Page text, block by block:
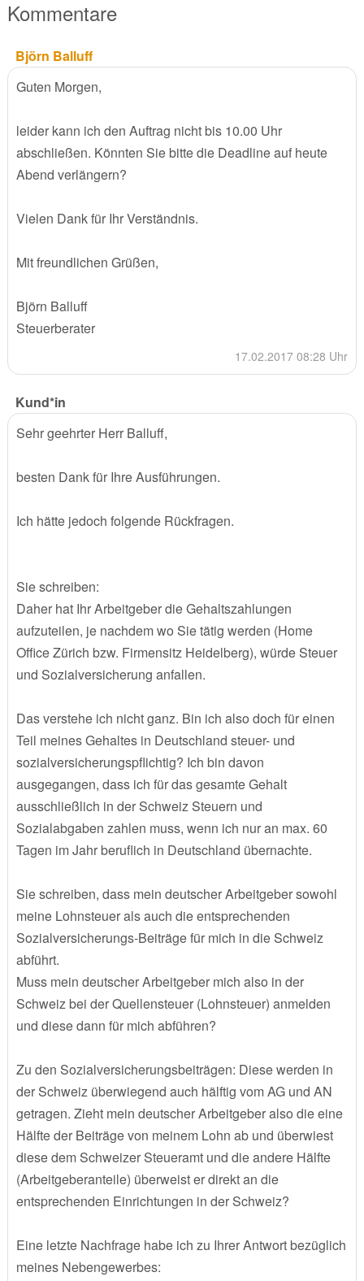
Kommentare
Björn Balluff
Guten Morgen,
leider kann ich den Auftrag nicht bis 10.00 Uhr
abschließen. Könnten Sie bitte die Deadline auf heute
Abend verlängern?
Vielen Dank für Ihr Verständnis.
Mit freundlichen Grüßen,
Björn Balluff
Steuerberater
17.02.2017 08:28 Uhr
Kund*in
Sehr geehrter Herr Balluff,
besten Dank für Ihre Ausführungen.
Ich hätte jedoch folgende Rückfragen.
Sie schreiben:
Daher hat Ihr Arbeitgeber die Gehaltszahlungen
aufzuteilen, je nachdem wo Sie tätig werden (Home
Office Zürich bzw. Firmensitz Heidelberg), würde Steuer
und Sozialversicherung anfallen.
Das verstehe ich nicht ganz. Bin ich also doch für einen
Teil meines Gehaltes in Deutschland steuer- und
sozialversicherungspflichtig? Ich bin davon
ausgegangen, dass ich für das gesamte Gehalt
ausschließlich in der Schweiz Steuern und
Sozialabgaben zahlen muss, wenn ich nur an max. 60
Tagen im Jahr beruflich in Deutschland übernachte.
Sie schreiben, dass mein deutscher Arbeitgeber sowohl
meine Lohnsteuer als auch die entsprechenden
Sozialversicherungs-Beiträge für mich in die Schweiz
abführt.
Muss mein deutscher Arbeitgeber mich also in der
Schweiz bei der Quellensteuer (Lohnsteuer) anmelden
und diese dann für mich abführen?
Zu den Sozialversicherungsbeiträgen: Diese werden in
der Schweiz überwiegend auch hälftig vom AG und AN
getragen. Zieht mein deutscher Arbeitgeber also die eine
Hälfte der Beiträge von meinem Lohn ab und überwiest
diese dem Schweizer Steueramt und die andere Hälfte
(Arbeitgeberanteile) überweist er direkt an die
entsprechenden Einrichtungen in der Schweiz?
Eine letzte Nachfrage habe ich zu Ihrer Antwort bezüglich
meines Nebengewerbes: